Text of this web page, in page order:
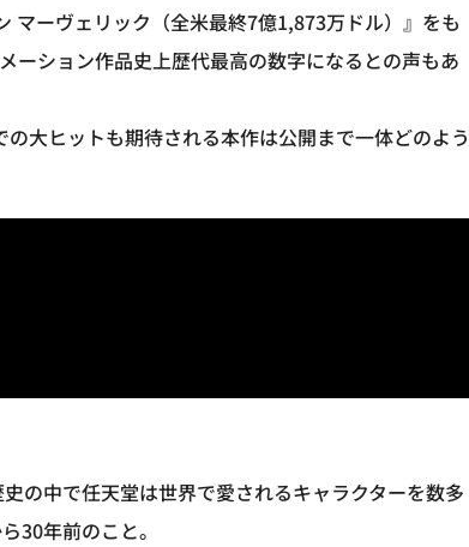
マーヴェリック（全米最終7億1,873万ドル）』をも
ーション作品史上歴代最高の数字になるとの声もあ
大ヒットも期待される本作は公開まで一体どのよう
の中で任天堂は世界で愛されるキャラクターを数多
30年前のこと。